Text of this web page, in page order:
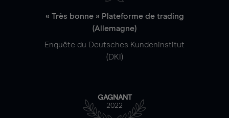
« Très bonne » Plateforme de trading
(Allemagne)
Enquête du Deutsches Kundeninstitut
(DKI)
GAGNANT
2022